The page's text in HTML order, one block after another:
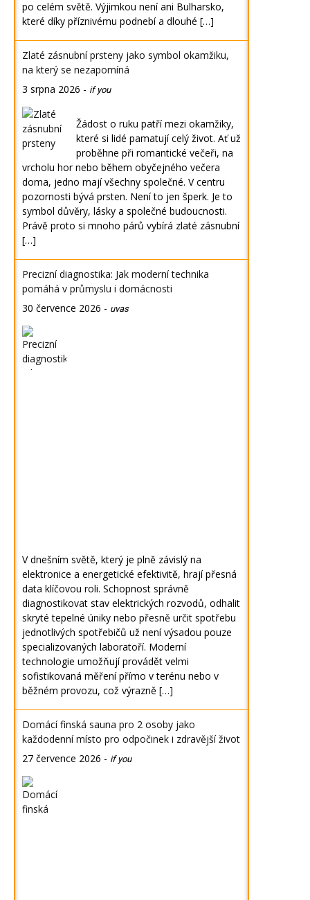
po celém světě. Výjimkou není ani Bulharsko,
které díky příznivému podnebí a dlouhé […]
Zlaté zásnubní prsteny jako symbol okamžiku,
na který se nezapomíná
3 srpna 2026 - if you
Žádost o ruku patří mezi okamžiky,
které si lidé pamatují celý život. Ať už
proběhne při romantické večeři, na
vrcholu hor nebo během obyčejného večera
doma, jedno mají všechny společné. V centru
pozornosti bývá prsten. Není to jen šperk. Je to
symbol důvěry, lásky a společné budoucnosti.
Právě proto si mnoho párů vybírá zlaté zásnubní
[…]
Precizní diagnostika: Jak moderní technika
pomáhá v průmyslu i domácnosti
30 července 2026 - uvas
V dnešním světě, který je plně závislý na
elektronice a energetické efektivitě, hrají přesná
data klíčovou roli. Schopnost správně
diagnostikovat stav elektrických rozvodů, odhalit
skryté tepelné úniky nebo přesně určit spotřebu
jednotlivých spotřebičů už není výsadou pouze
specializovaných laboratoří. Moderní
technologie umožňují provádět velmi
sofistikovaná měření přímo v terénu nebo v
běžném provozu, což výrazně […]
Domácí finská sauna pro 2 osoby jako
každodenní místo pro odpočinek i zdravější život
27 července 2026 - if you